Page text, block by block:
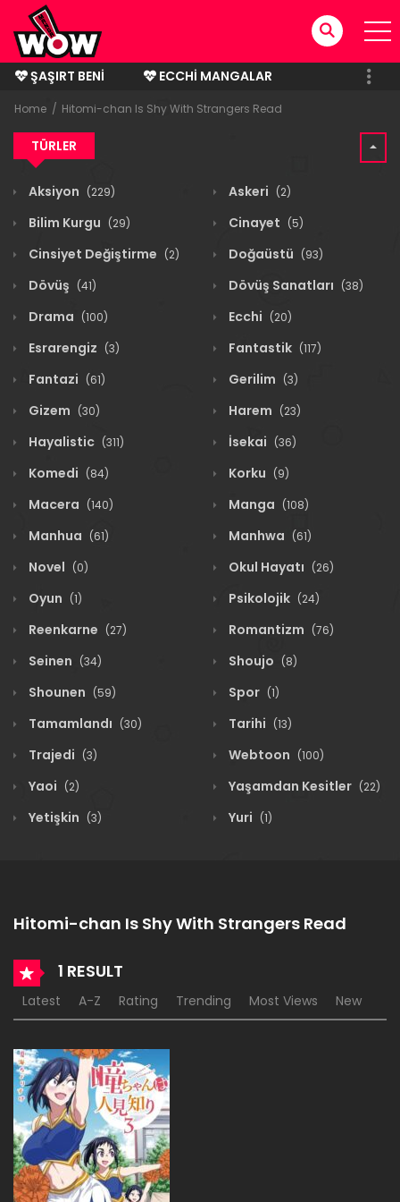
ŞAŞIRT BENI
ECCHI MANGALAR
BITMIŞ MANGALAR
Home Hitomi-chan Is Shy With Strangers Read
TÜRLER
Aksiyon (229) Askeri (2)
Bilim Kurgu (29) Cinayet (5)
Cinsiyet Değiştirme (2) Doğaüstü (93)
Dövüş (41) Dövüş Sanatları (38)
Drama (100) Ecchi (20)
Esrarengiz (3) Fantastik (117)
Fantazi (61) Gerilim (3)
Gizem (30) Harem (23)
Hayalistic (311) İsekai (36)
Komedi (84) Korku (9)
Macera (140) Manga (108)
Manhua (61) Manhwa (61)
Novel (0) Okul Hayatı (26)
Oyun (1) Psikolojik (24)
Reenkarne (27) Romantizm (76)
Seinen (34) Shoujo (8)
Shounen (59) Spor (1)
Tamamlandı (30) Tarihi (13)
Trajedi (3) Webtoon (100)
Yaoi (2) Yaşamdan Kesitler (22)
Yetişkin (3) Yuri (1)
Hitomi-chan Is Shy With Strangers Read
1 RESULT
Latest A-Z Rating Trending Most Views New